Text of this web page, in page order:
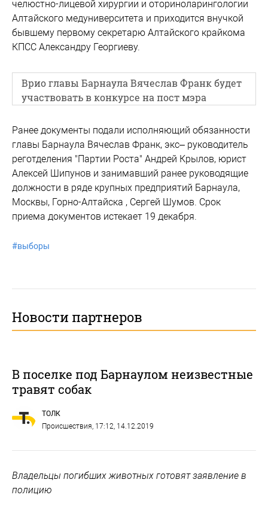
челюстно-лицевой хирургии и оториноларингологии
Алтайского медуниверситета и приходится внучкой
бывшему первому секретарю Алтайского крайкома
КПСС Александру Георгиеву.
Врио главы Барнаула Вячеслав Франк будет
участвовать в конкурсе на пост мэра
Ранее документы подали исполняющий обязанности
главы Барнаула Вячеслав Франк, экс– руководитель
реготделения "Партии Роста" Андрей Крылов, юрист
Алексей Шипунов и занимавший ранее руководящие
должности в ряде крупных предприятий Барнаула,
Москвы, Горно-Алтайска , Сергей Шумов. Срок
приема документов истекает 19 декабря.
#выборы
Новости партнеров
В поселке под Барнаулом неизвестные
травят собак
ТОЛК
Происшествия, 17:12, 14.12.2019
Владельцы погибших животных готовят заявление в
полицию